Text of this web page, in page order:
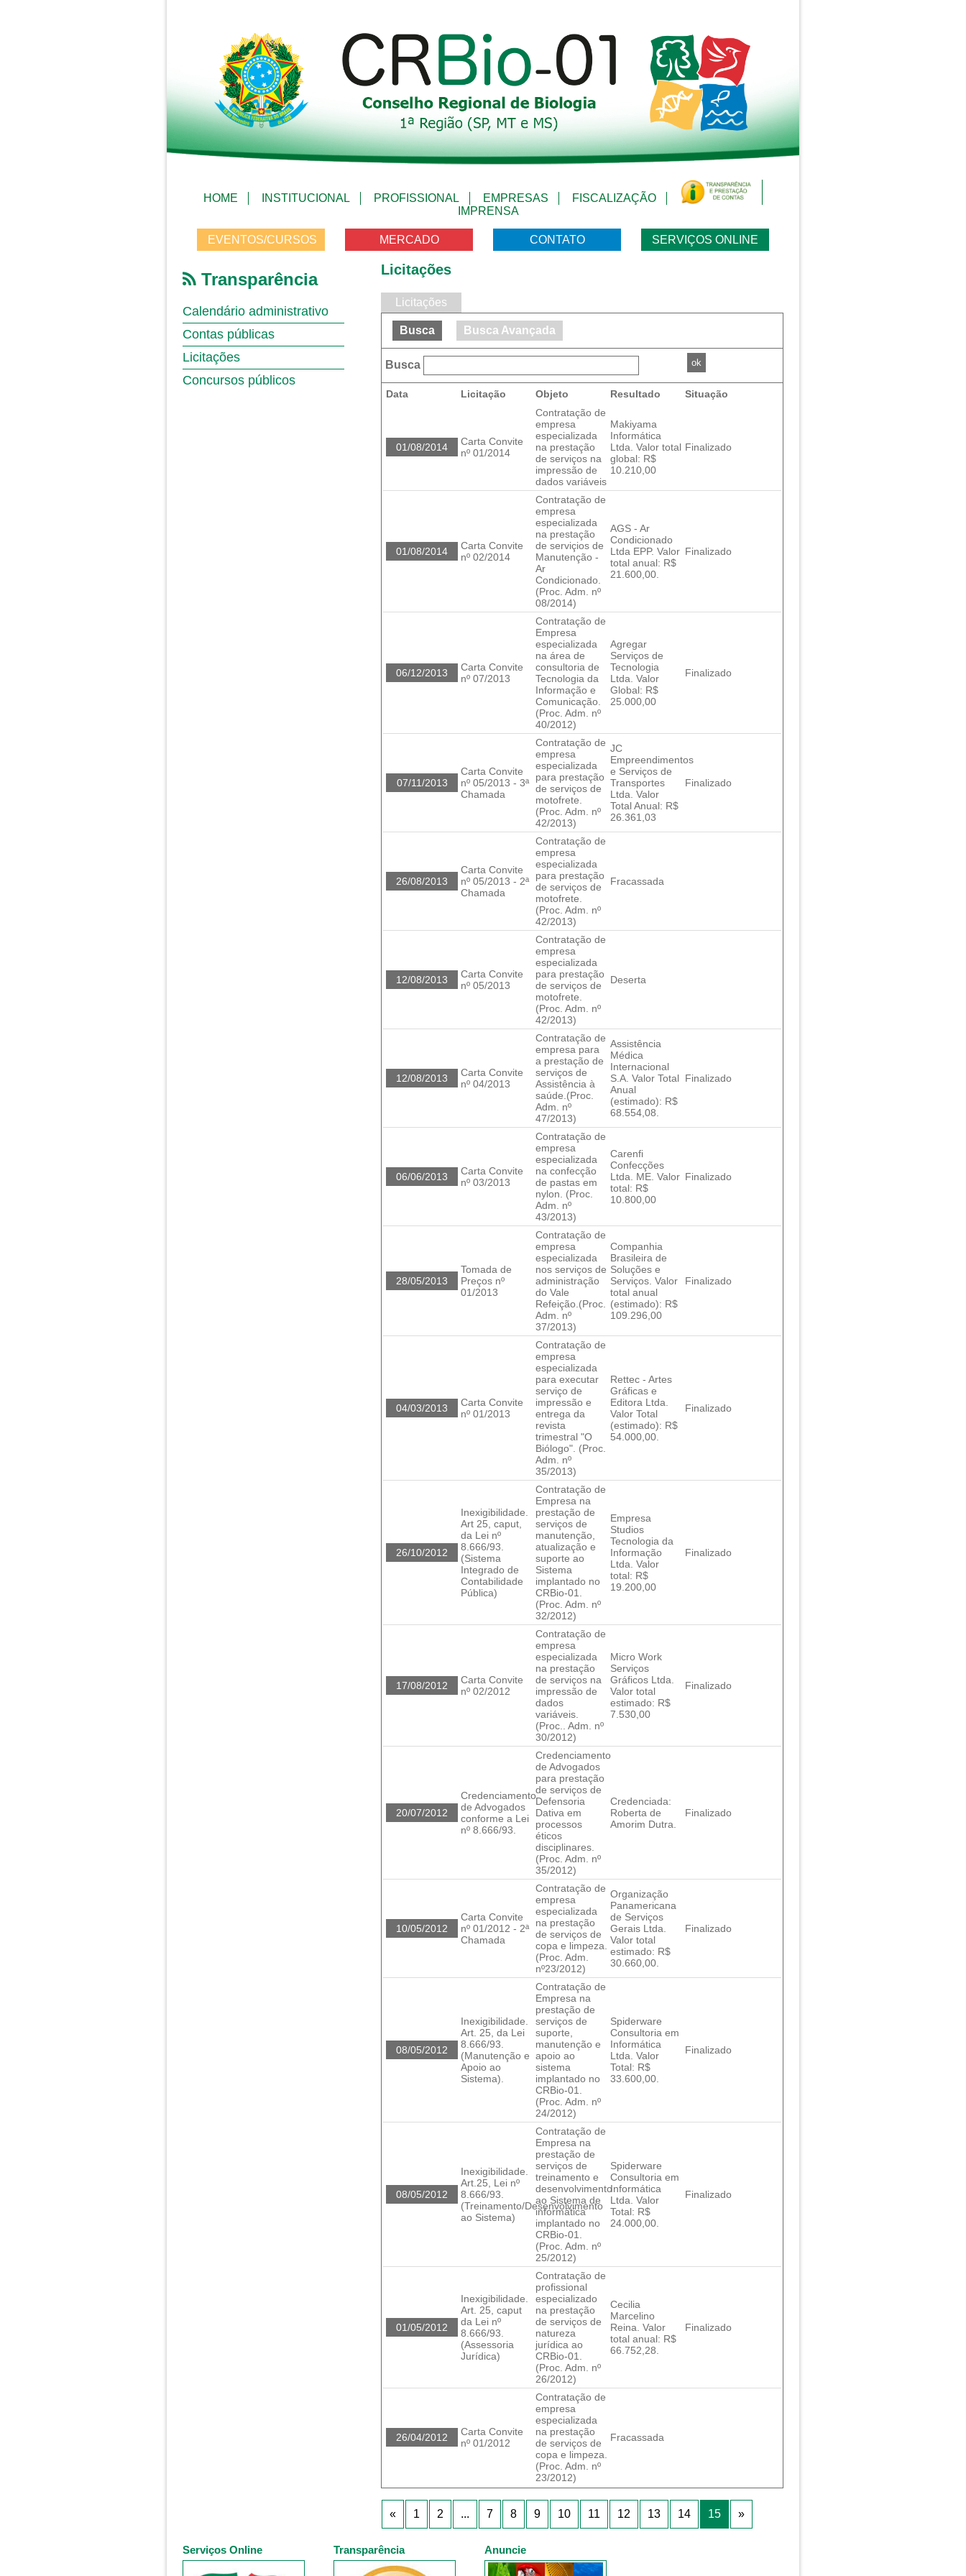
HOME INSTITUCIONAL PROFISSIONAL EMPRESAS
FISCALIZAÇÃO
IMPRENSA
EVENTOS/CURSOS MERCADO CONTATO SERVIÇOS ONLINE
Transparência
Calendário administrativo
Contas públicas
Licitações
Concursos públicos
Licitações
Licitações
Busca Busca Avançada
Busca
Data Licitação Objeto Resultado Situação
01/08/2014
Carta Convite
nº 01/2014
Contratação de
empresa
especializada
na prestação
de serviços na
impressão de
dados variáveis
Makiyama
Informática
Ltda. Valor total
global: R$
10.210,00
Finalizado
01/08/2014
Carta Convite
nº 02/2014
Contratação de
empresa
especializada
na prestação
de serviçios de
Manutenção -
Ar
Condicionado.
(Proc. Adm. nº
08/2014)
AGS - Ar
Condicionado
Ltda EPP. Valor
total anual: R$
21.600,00.
Finalizado
06/12/2013
Carta Convite
nº 07/2013
Contratação de
Empresa
especializada
na área de
consultoria de
Tecnologia da
Informação e
Comunicação.
(Proc. Adm. nº
40/2012)
Agregar
Serviços de
Tecnologia
Ltda. Valor
Global: R$
25.000,00
Finalizado
07/11/2013
Carta Convite
nº 05/2013 - 3ª
Chamada
Contratação de
empresa
especializada
para prestação
de serviços de
motofrete.
(Proc. Adm. nº
42/2013)
JC
Empreendimentos
e Serviços de
Transportes
Ltda. Valor
Total Anual: R$
26.361,03
Finalizado
26/08/2013
Carta Convite
nº 05/2013 - 2ª
Chamada
Contratação de
empresa
especializada
para prestação
de serviços de
motofrete.
(Proc. Adm. nº
42/2013)
Fracassada
12/08/2013
Carta Convite
nº 05/2013
Contratação de
empresa
especializada
para prestação
de serviços de
motofrete.
(Proc. Adm. nº
42/2013)
Deserta
12/08/2013
Carta Convite
nº 04/2013
Contratação de
empresa para
a prestação de
serviços de
Assistência à
saúde.(Proc.
Adm. nº
47/2013)
Assistência
Médica
Internacional
S.A. Valor Total
Anual
(estimado): R$
68.554,08.
Finalizado
06/06/2013
Carta Convite
nº 03/2013
Contratação de
empresa
especializada
na confecção
de pastas em
nylon. (Proc.
Adm. nº
43/2013)
Carenfi
Confecções
Ltda. ME. Valor
total: R$
10.800,00
Finalizado
28/05/2013
Tomada de
Preços nº
01/2013
Contratação de
empresa
especializada
nos serviços de
administração
do Vale
Refeição.(Proc.
Adm. nº
37/2013)
Companhia
Brasileira de
Soluções e
Serviços. Valor
total anual
(estimado): R$
109.296,00
Finalizado
04/03/2013
Carta Convite
nº 01/2013
Contratação de
empresa
especializada
para executar
serviço de
impressão e
entrega da
revista
trimestral "O
Biólogo". (Proc.
Adm. nº
35/2013)
Rettec - Artes
Gráficas e
Editora Ltda.
Valor Total
(estimado): R$
54.000,00.
Finalizado
26/10/2012
Inexigibilidade.
Art 25, caput,
da Lei nº
8.666/93.
(Sistema
Integrado de
Contabilidade
Pública)
Contratação de
Empresa na
prestação de
serviços de
manutenção,
atualização e
suporte ao
Sistema
implantado no
CRBio-01.
(Proc. Adm. nº
32/2012)
Empresa
Studios
Tecnologia da
Informação
Ltda. Valor
total: R$
19.200,00
Finalizado
17/08/2012
Carta Convite
nº 02/2012
Contratação de
empresa
especializada
na prestação
de serviços na
impressão de
dados
variáveis.
(Proc.. Adm. nº
30/2012)
Micro Work
Serviços
Gráficos Ltda.
Valor total
estimado: R$
7.530,00
Finalizado
20/07/2012
Credenciamento
de Advogados
conforme a Lei
nº 8.666/93.
Credenciamento
de Advogados
para prestação
de serviços de
Defensoria
Dativa em
processos
éticos
disciplinares.
(Proc. Adm. nº
35/2012)
Credenciada:
Roberta de
Amorim Dutra.
Finalizado
10/05/2012
Carta Convite
nº 01/2012 - 2ª
Chamada
Contratação de
empresa
especializada
na prestação
de serviços de
copa e limpeza.
(Proc. Adm.
nº23/2012)
Organização
Panamericana
de Serviços
Gerais Ltda.
Valor total
estimado: R$
30.660,00.
Finalizado
08/05/2012
Inexigibilidade.
Art. 25, da Lei
8.666/93.
(Manutenção e
Apoio ao
Sistema).
Contratação de
Empresa na
prestação de
serviços de
suporte,
manutenção e
apoio ao
sistema
implantado no
CRBio-01.
(Proc. Adm. nº
24/2012)
Spiderware
Consultoria em
Informática
Ltda. Valor
Total: R$
33.600,00.
Finalizado
08/05/2012
Inexigibilidade.
Art.25, Lei nº
8.666/93.
(Treinamento/Desenvolvimento
ao Sistema)
Contratação de
Empresa na
prestação de
serviços de
treinamento e
desenvolvimento
ao Sistema de
informática
implantado no
CRBio-01.
(Proc. Adm. nº
25/2012)
Spiderware
Consultoria em
Informática
Ltda. Valor
Total: R$
24.000,00.
Finalizado
01/05/2012
Inexigibilidade.
Art. 25, caput
da Lei nº
8.666/93.
(Assessoria
Jurídica)
Contratação de
profissional
especializado
na prestação
de serviços de
natureza
jurídica ao
CRBio-01.
(Proc. Adm. nº
26/2012)
Cecilia
Marcelino
Reina. Valor
total anual: R$
66.752,28.
Finalizado
26/04/2012
Carta Convite
nº 01/2012
Contratação de
empresa
especializada
na prestação
de serviços de
copa e limpeza.
(Proc. Adm. nº
23/2012)
Fracassada
« 1 2 ... 7 8 9 10 11 12 13 14 15 »
Serviços Online Transparência Anuncie